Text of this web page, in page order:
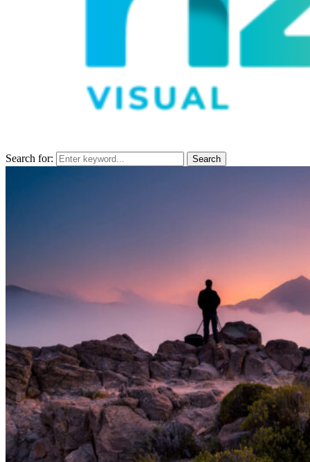
Search for: Search